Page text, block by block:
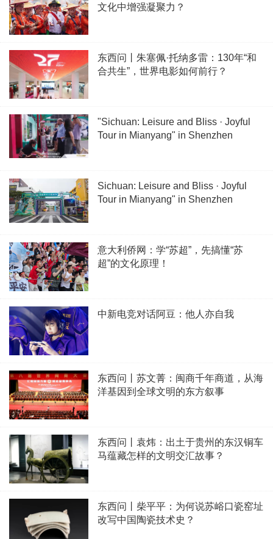
文化中增强凝聚力？
东西问丨朱塞佩·托纳多雷：130年“和
合共生”，世界电影如何前行？
"Sichuan: Leisure and Bliss · Joyful
Tour in Mianyang" in Shenzhen
Sichuan: Leisure and Bliss · Joyful
Tour in Mianyang" in Shenzhen
意大利侨网：学“苏超”，先搞懂“苏
超”的文化原理！
中新电竞对话阿豆：他人亦自我
东西问丨苏文菁：闽商千年商道，从海
洋基因到全球文明的东方叙事
东西问丨袁炜：出土于贵州的东汉铜车
马蕴藏怎样的文明交汇故事？
东西问丨柴平平：为何说苏峪口瓷窑址
改写中国陶瓷技术史？